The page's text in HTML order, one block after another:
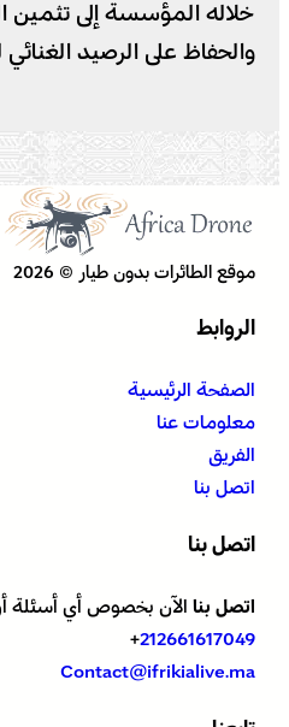
خلاله المؤسسة إلى تثمين
والحفاظ على الرصيد
موقع الطائرات بدون طيار © 2026
الروابط
الصفحة الرئيسية
معلومات عنا
الفريق
اتصل بنا
اتصل بنا
اتصل بنا الآن بخصوص أي أسئلة
212661617049
+
Contact@ifrikialive.ma